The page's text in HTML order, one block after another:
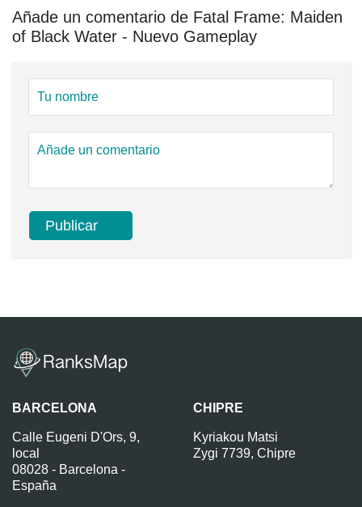
Añade un comentario de Fatal Frame: Maiden
of Black Water - Nuevo Gameplay
BARCELONA
Calle Eugeni D'Ors, 9,
local
08028 - Barcelona -
España
CHIPRE
Kyriakou Matsi
Zygi 7739, Chipre